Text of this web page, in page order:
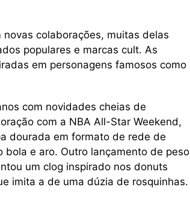
colaborações, muitas delas
populares e marcas cult. As
em personagens famosos como
com novidades cheias de
com a NBA All-Star Weekend,
dourada em formato de rede de
e aro. Outro lançamento de peso
um clog inspirado nos donuts
imita a de uma dúzia de rosquinhas.